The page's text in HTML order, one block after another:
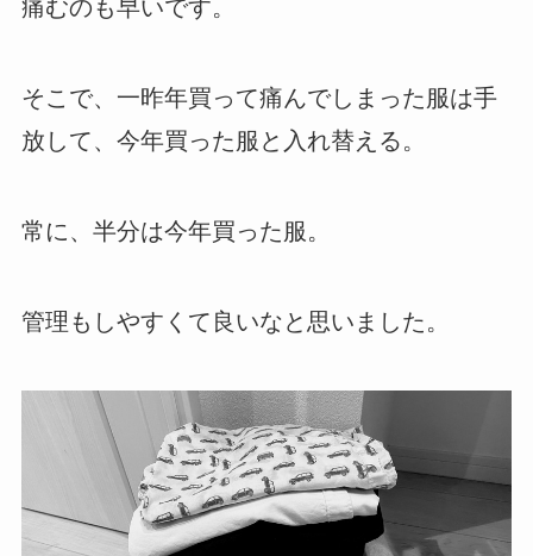
痛むのも早いです。
そこで、一昨年買って痛んでしまった服は手
放して、今年買った服と入れ替える。
常に、半分は今年買った服。
管理もしやすくて良いなと思いました。